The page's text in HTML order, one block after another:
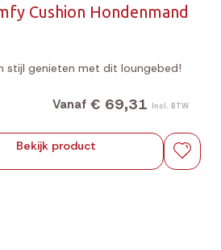
Cushion Hondenmand
stijl genieten met dit loungebed!
Vanaf € 69,31 Incl. BTW
Bekijk product